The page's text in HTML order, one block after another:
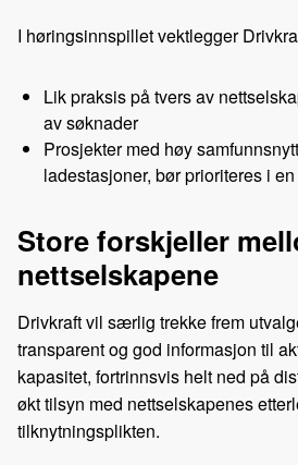
I høringsinnspillet vektlegger
Lik praksis på tvers av
av søknader
Prosjekter med høy
ladestasjoner, bør prioriteres i
Store forskjeller
nettselskapene
Drivkraft vil særlig trekke frem
transparent og god informasjon til
kapasitet, fortrinnsvis helt ned på
økt tilsyn med nettselskapenes
tilknytningsplikten.